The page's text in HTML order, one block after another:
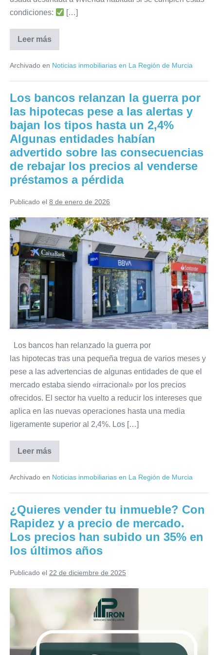
desde
julio
de
Murcia
si
acogí
antes
condiciones:
[…]
Leer más
Puedo
acogerme
ITP
3%
la
de
Murcia
si
ya
me
acogí
Archivado en Noticias inmobiliarias en La Región de Murcia
Los bancos relanzan la guerra por
las hipotecas pese a las alertas y
bajan los tipos hasta un 2,4%
Algunas entidades habían
advertido sobre las consecuencias
de rebajar los precios al venderse
préstamos a pérdida
Publicado el 8 de enero de 2026
Los
bancos
relanzan
guerra
por
las
hipotecas
pese
las
alertas
y
bajan
los
tipos
2,4%
Algunas
advertido
sobre
las
consecuencias
al
préstamos
Los bancos han relanzado la guerra por
las hipotecas tras una pequeña tregua de varios meses y
pese a las advertencias de algunas entidades de que el
mercado estaba siendo «irracional» por los precios
ofrecidos. El sector ha vuelto a reducir los intereses que
aplica en las nuevas operaciones hasta una media
ligeramente superior al 2,4%. Los […]
Leer más
Los
bancos
la
por
hipotecas
a
alertas
y
bajan
tipos
un
advertido
sobre
las
consecuencias
Archivado en Noticias inmobiliarias en La Región de Murcia
¿Quieres vender tu inmueble? Con
Rapidez y a precio de mercado.
Los precios han subido un 35% en
los últimos años
Publicado el 22 de diciembre de 2025
inmueble?
Con